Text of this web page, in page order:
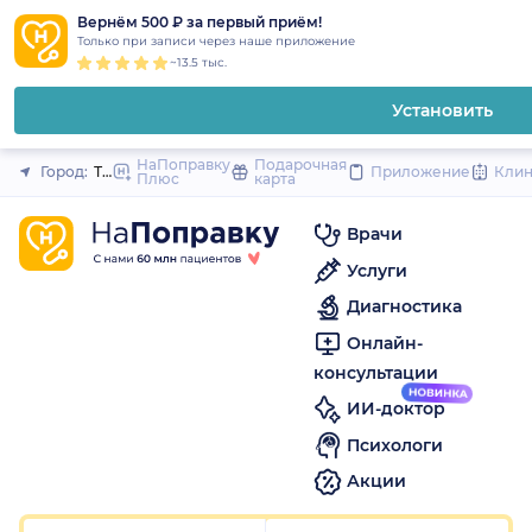
Вернём 500 ₽ за первый приём!
Только при записи через наше приложение
~13.5 тыс.
Установить
Закрыть
Город: Тула НаПоправку
Плюс
Подарочная
карта
Приложение
Врачи
Услуги
Диагностика
Онлайн-
консультации
ИИ-доктор
Психологи
Акции